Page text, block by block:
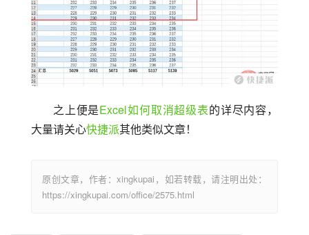
之上便是Excel如何取消超级表的详尽内容，
大量请关心快捷派其他类似文章！
原创文章，作者：xingkupai，如若转载，请注明出处：
https://xingkupai.com/office/2575.html